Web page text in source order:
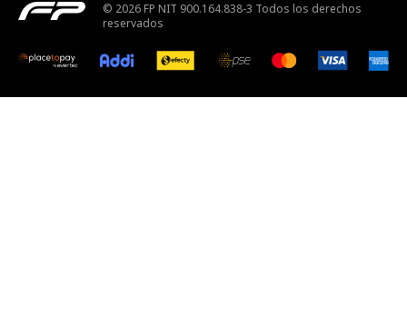
© 2026 FP NIT 900.164.838-3 Todos los derechos
reservados